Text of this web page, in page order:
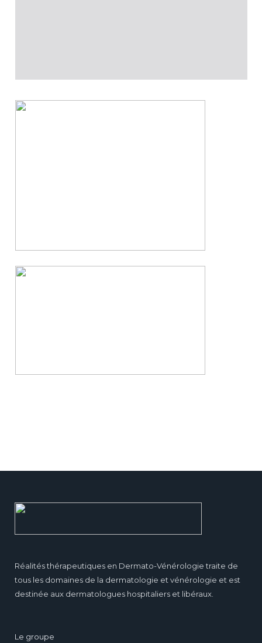
Réalités thérapeutiques en Dermato-Vénérologie traite de
tous les domaines de la dermatologie et vénérologie et est
destinée aux dermatologues hospitaliers et libéraux.
Le groupe